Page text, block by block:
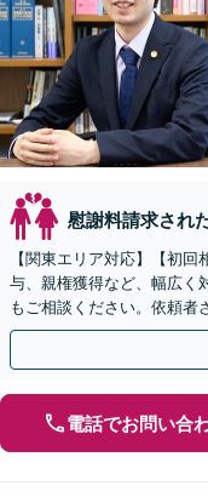
慰謝料請求され
【関東エリア対応】【初
与、親権獲得など、幅広く
もご相談ください。依頼者
一歩を踏み出せるように全
電話でお問い合